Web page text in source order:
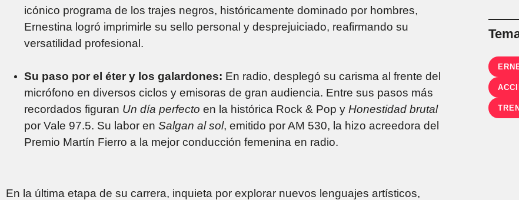
icónico programa de los trajes negros, históricamente dominado por hombres,
Ernestina logró imprimirle su sello personal y desprejuiciado, reafirmando su
versatilidad profesional.
Su paso por el éter y los galardones: En radio, desplegó su carisma al frente del
micrófono en diversos ciclos y emisoras de gran audiencia. Entre sus pasos más
recordados figuran Un día perfecto en la histórica Rock & Pop y Honestidad brutal
por Vale 97.5. Su labor en Salgan al sol, emitido por AM 530, la hizo acreedora del
Premio Martín Fierro a la mejor conducción femenina en radio.
En la última etapa de su carrera, inquieta por explorar nuevos lenguajes artísticos,